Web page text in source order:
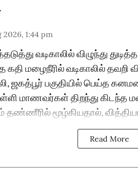
2026, 1:44 pm
வடிகாலில் விழுந்து
கதி மழைநீரில் வடிகாலில் தவறி
ஜகத்பூர் பகுதியில் பெய்த
மாணவர்கள் திறந்து கிடந்த
தண்ணீரில் மூழ்கியதால்,
Read More